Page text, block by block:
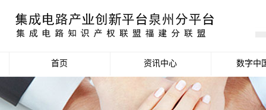
首页 资讯中心
产业资讯
数字中